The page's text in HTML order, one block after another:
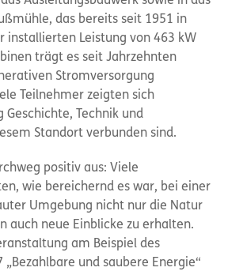
das bereits seit 1951 in
installierten Leistung von 463 kW
trägt es seit Jahrzehnten
Stromversorgung
Teilnehmer zeigten sich
Geschichte, Technik und
Standort verbunden sind.
positiv aus: Viele
wie bereichernd es war, bei einer
Umgebung nicht nur die Natur
auch neue Einblicke zu erhalten.
am Beispiel des
und saubere Energie“